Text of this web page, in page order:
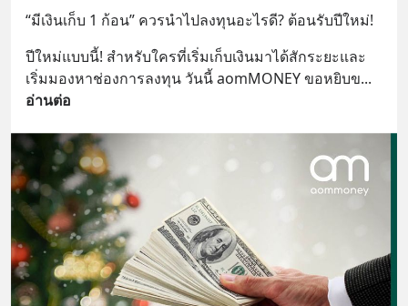
“มีเงินเก็บ 1 ก้อน” ควรนำไปลงทุนอะไรดี? ต้อนรับปีใหม่!
ปีใหม่แบบนี้! สำหรับใครที่เริ่มเก็บเงินมาได้สักระยะและ
เริ่มมองหาช่องการลงทุน วันนี้ aomMONEY ขอหยิบข
อ่านต่อ